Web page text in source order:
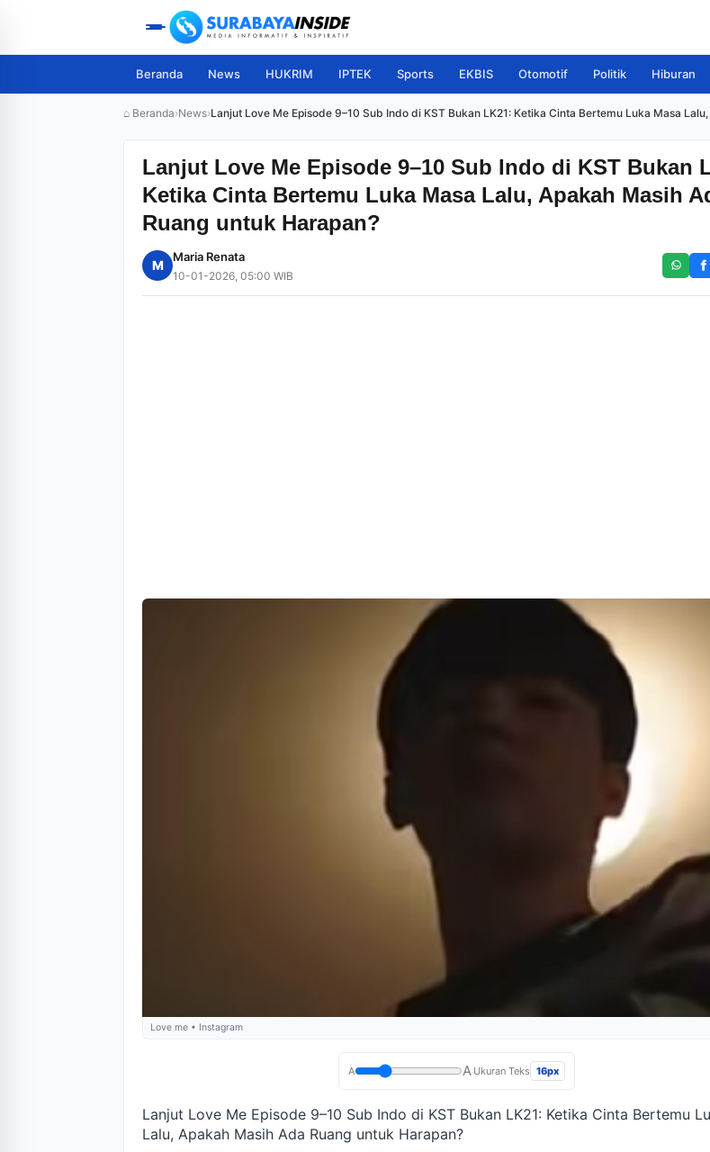
Beranda News HUKRIM IPTEK Sports EKBIS Otomotif Politik Hiburan
⌂ Beranda›News›Lanjut Love Me Episode 9–10 Sub Indo di KST Bukan LK21: Ketika Cinta Bertemu Luka Masa
Lanjut Love Me Episode 9–10 Sub Indo di KST Bukan
Ketika Cinta Bertemu Luka Masa Lalu, Apakah Masih
Ruang untuk Harapan?
M
Maria Renata
10-01-2026, 05:00 WIB
Love me • Instagram
A A Ukuran Teks 16px
Lanjut Love Me Episode 9–10 Sub Indo di KST Bukan LK21: Ketika Cinta Bertemu
Lalu, Apakah Masih Ada Ruang untuk Harapan?